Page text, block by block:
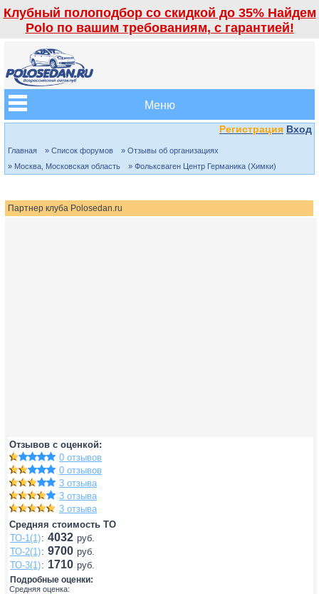
Клубный полоподбор со скидкой до 35% Найдем
Polo по вашим требованиям, с гарантией!
Меню
Регистрация Вход
Главная » Список форумов
» Отзывы об организациях
» Москва, Московская область
» Фольксваген Центр Германика (Химки)
Партнер клуба Polosedan.ru
Отзывов с оценкой:
0 отзывов
0 отзывов
3 отзыва
3 отзыва
3 отзыва
Средняя стоимость ТО
ТО-1(1): 4032 руб.
ТО-2(1): 9700 руб.
ТО-3(1): 1710 руб.
Подробные оценки:
Средняя оценка: